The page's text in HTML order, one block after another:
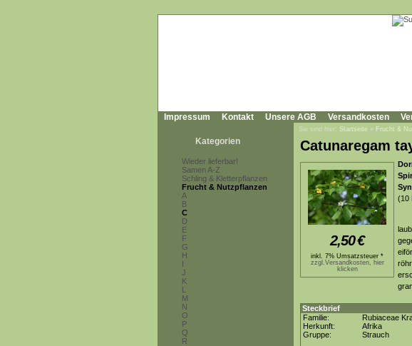
Impressum Kontakt Unsere AGB Versandkosten
Kategorien
Wieder lieferbar!
Samen A-Z
Schling & Kletterpflanzen
Frucht & Nutzpflanzen
A
B
C
D
E
F
G
H
I
J
K
L
M
N
O
P
Q
R
Sie sind hier: Startseite » Frucht &
Catunaregam
2,50€
inkl. 7% Umsatzsteuer *
zzgl.Versandkosten, hier
klicken
(10
Steckbrief
Familie:
Rubiaceae
Herkunft:
Afrika
Gruppe:
Strauch